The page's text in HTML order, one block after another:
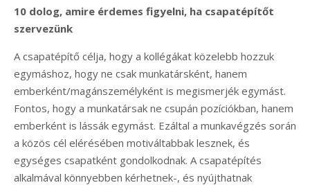
10 dolog, amire érdemes figyelni, ha csapatépítőt
szervezünk
A csapatépítő célja, hogy a kollégákat közelebb hozzuk
egymáshoz, hogy ne csak munkatársként, hanem
emberként/magánszemélyként is megismerjék egymást.
Fontos, hogy a munkatársak ne csupán pozíciókban, hanem
emberként is lássák egymást. Ezáltal a munkavégzés során
a közös cél elérésében motiváltabbak lesznek, és
egységes csapatként gondolkodnak. A csapatépítés
alkalmával könnyebben kérhetnek-, és nyújthatnak